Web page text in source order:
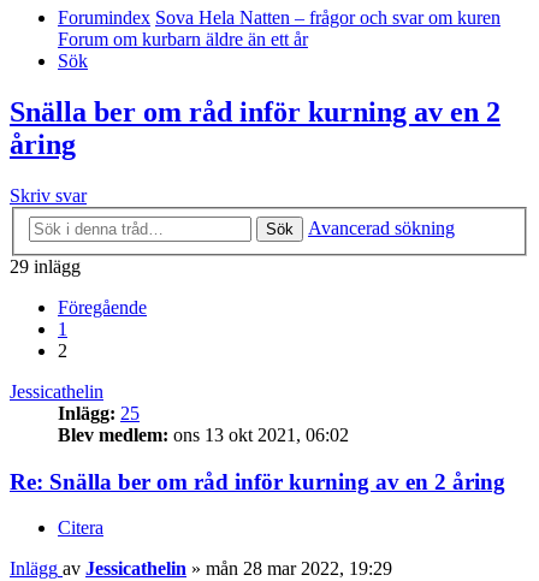
Forumindex Sova Hela Natten – frågor och svar om kuren
Forum om kurbarn äldre än ett år
Sök
Snälla ber om råd inför kurning av en 2
åring
Skriv svar
Sök
Avancerad sökning
29 inlägg
Föregående
1
2
Jessicathelin
Inlägg: 25
Blev medlem: ons 13 okt 2021, 06:02
Re: Snälla ber om råd inför kurning av en 2 åring
Citera
Inlägg av Jessicathelin » mån 28 mar 2022, 19:29